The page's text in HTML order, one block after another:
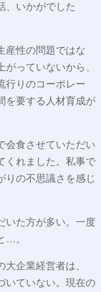
、いかがでした
産性の問題ではな
っていないから、
行りのコーポレー
を要する人材育成が
会食させていただい
くれました。私事で
りの不思議さを感じ
いた方が多い。一度
…。
企業経営者は、
いていない。現在の